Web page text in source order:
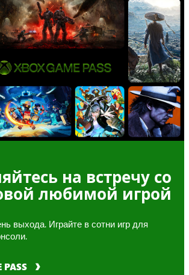
на встречу со
любимой игрой
выхода. Играйте в сотни игр для